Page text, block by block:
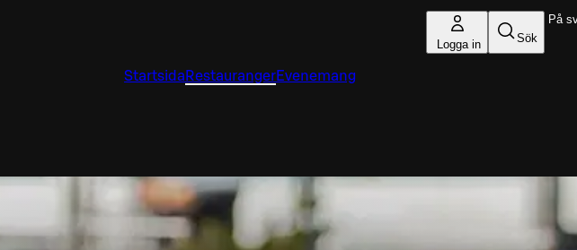
Logga in Sök
Startsida RestaurangerEvenemang